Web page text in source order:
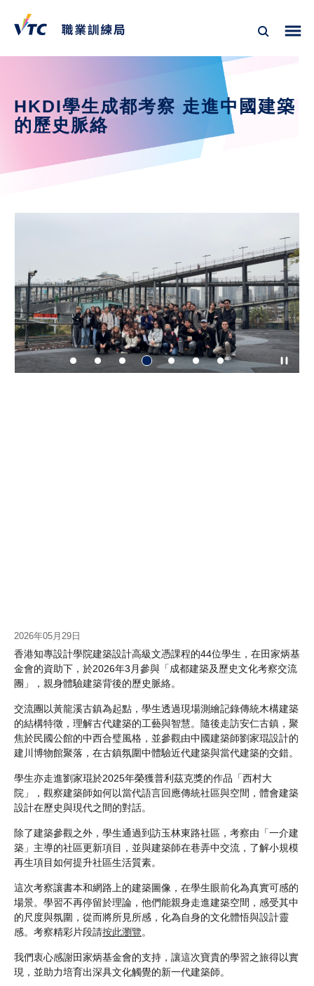
HKDI學生成都考察 走進中國建築
的歷史脈絡
2026年05月29日
香港知專設計學院建築設計高級文憑課程的44位學生，在田家炳基
金會的資助下，於2026年3月參與「成都建築及歷史文化考察交流
團」，親身體驗建築背後的歷史脈絡。
交流團以黃龍溪古鎮為起點，學生透過現場測繪記錄傳統木構建築
的結構特徵，理解古代建築的工藝與智慧。隨後走訪安仁古鎮，聚
焦於民國公館的中西合璧風格，並參觀由中國建築師劉家琨設計的
建川博物館聚落，在古鎮氛圍中體驗近代建築與當代建築的交錯。
學生亦走進劉家琨於2025年榮獲普利茲克獎的作品「西村大
院」，觀察建築師如何以當代語言回應傳統社區與空間，體會建築
設計在歷史與現代之間的對話。
除了建築參觀之外，學生通過到訪玉林東路社區，考察由「一介建
築」主導的社區更新項目，並與建築師在巷弄中交流，了解小規模
再生項目如何提升社區生活質素。
這次考察讓書本和網路上的建築圖像，在學生眼前化為真實可感的
場景。學習不再停留於理論，他們能親身走進建築空間，感受其中
的尺度與氛圍，從而將所見所感，化為自身的文化體悟與設計靈
感。考察精彩片段請按此瀏覽。
我們衷心感謝田家炳基金會的支持，讓這次寶貴的學習之旅得以實
現，並助力培育出深具文化觸覺的新一代建築師。